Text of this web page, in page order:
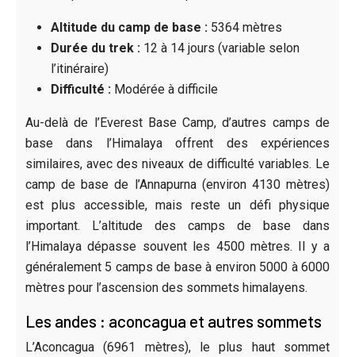
Altitude du camp de base : 5364 mètres
Durée du trek : 12 à 14 jours (variable selon
l’itinéraire)
Difficulté : Modérée à difficile
Au-delà de l’Everest Base Camp, d’autres camps de
base dans l’Himalaya offrent des expériences
similaires, avec des niveaux de difficulté variables. Le
camp de base de l’Annapurna (environ 4130 mètres)
est plus accessible, mais reste un défi physique
important. L’altitude des camps de base dans
l’Himalaya dépasse souvent les 4500 mètres. Il y a
généralement 5 camps de base à environ 5000 à 6000
mètres pour l’ascension des sommets himalayens.
Les andes : aconcagua et autres sommets
L’Aconcagua (6961 mètres), le plus haut sommet